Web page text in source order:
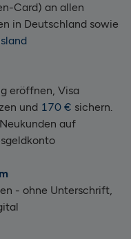
Card) an allen
in Deutschland sowie
eröffnen, Visa
und 170 € sichern.
auf
- ohne Unterschrift,